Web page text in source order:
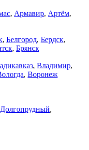
, Армавир, Артём,
, Белгород, Бердск,
, Брянск
, Владимир,
, Воронеж
Долгопрудный,